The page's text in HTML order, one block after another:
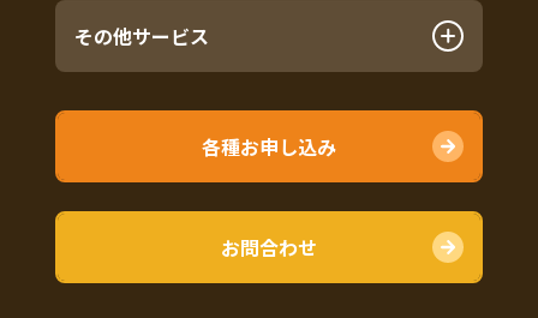
その他サービス
各種お申し込み
お問合わせ